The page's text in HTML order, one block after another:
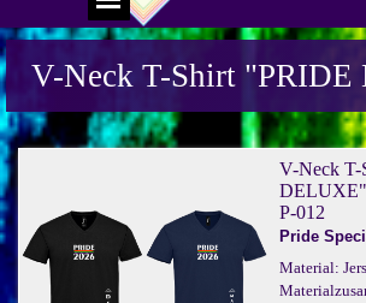
V-Neck T-Shirt
V-Neck
P-012
Pride
Material: